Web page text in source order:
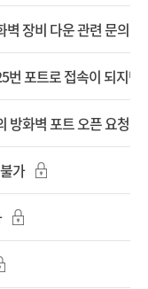
장비 다운 관련 문의
방화벽 포트 오픈 요청
가